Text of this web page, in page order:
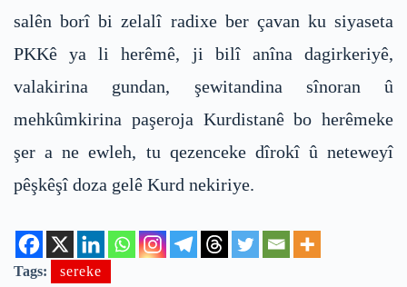
salên borî bi zelalî radixe ber çavan ku siyaseta
PKKê ya li herêmê, ji bilî anîna dagirkeriyê,
valakirina gundan, şewitandina sînoran û
mehkûmkirina paşeroja Kurdistanê bo herêmeke
şer a ne ewleh, tu qezenceke dîrokî û neteweyî
pêşkêşî doza gelê Kurd nekiriye.
Tags: sereke